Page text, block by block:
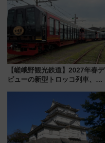
しまで
【嵯峨野観光鉄道】2027年春デ
ビューの新型トロッコ列車、い